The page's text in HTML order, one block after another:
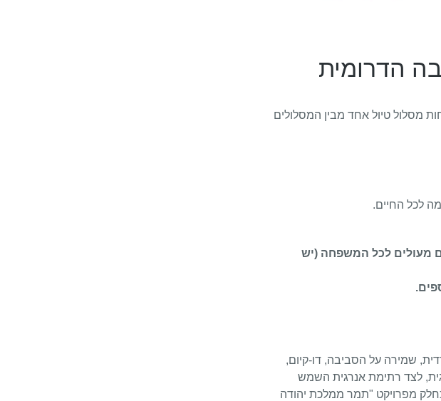
הדרומית
מסלול טיול אחד מבין המסלולים
לכל החיים.
מעולים לכל המשפחה (יש
שמירה על הסביבה, דו-קיום,
לצד רתימת אנרגית השמש
בסיור נכיר גם את "מתושלח", עץ תמר שהונבט מגלעין עתיק בן כ-2000 שנה כחלק מפרויקט "תמר ממלכת יהודה